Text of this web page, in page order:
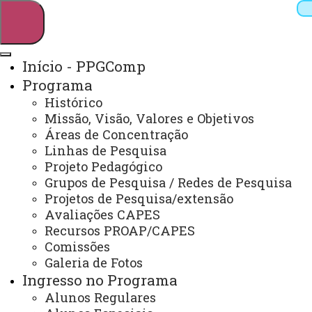
Webmail Sistemas
Arquivo Virtual
Campus
Início - PPGComp
Programa
Histórico
Missão, Visão, Valores e Objetivos
Áreas de Concentração
Linhas de Pesquisa
Projeto Pedagógico
Grupos de Pesquisa / Redes de Pesquisa
Projetos de Pesquisa/extensão
Avaliações CAPES
Recursos PROAP/CAPES
Comissões
Galeria de Fotos
Ingresso no Programa
Alunos Regulares
Mestrado em Ciência da Computação